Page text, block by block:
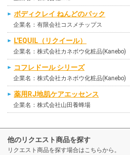
ボディクレイ ねんどのパック
企業名：有限会社コスメチップス
L'EQUIL（リクイール）
企業名：株式会社カネボウ化粧品(Kanebo)
コフレドール シリーズ
企業名：株式会社カネボウ化粧品(Kanebo)
薬用RJ地肌ケアエッセンス
企業名：株式会社山田養蜂場
他のリクエスト商品を探す
リクエスト商品を探す場合はこちらから。